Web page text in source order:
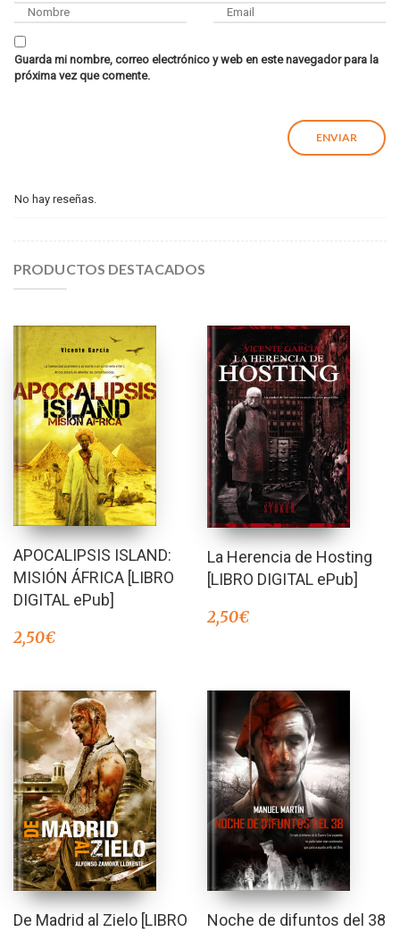
Guarda mi nombre, correo electrónico y web en este navegador para la
próxima vez que comente.
No hay reseñas.
PRODUCTOS DESTACADOS
APOCALIPSIS ISLAND:
MISIÓN ÁFRICA [LIBRO
DIGITAL ePub]
2,50€
La Herencia de Hosting
[LIBRO DIGITAL ePub]
2,50€
De Madrid al Zielo [LIBRO
Noche de difuntos del 38